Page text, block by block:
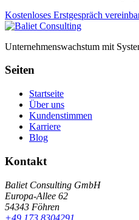
Kostenloses Erstgespräch
Unternehmenswachstum mit
Seiten
Startseite
Über uns
Kundenstimmen
Karriere
Blog
Kontakt
Baliet Consulting GmbH
Europa-Allee 62
54343 Föhren
+49 173 8304291